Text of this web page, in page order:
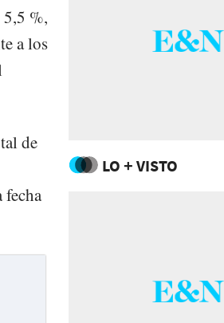
%,
a los
de
fecha
LO + VISTO